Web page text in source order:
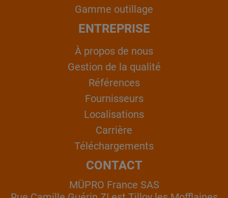
Gamme outillage
ENTREPRISE
À propos de nous
Gestion de la qualité
Références
Fournisseurs
Localisations
Carrière
Téléchargements
CONTACT
MÜPRO France SAS